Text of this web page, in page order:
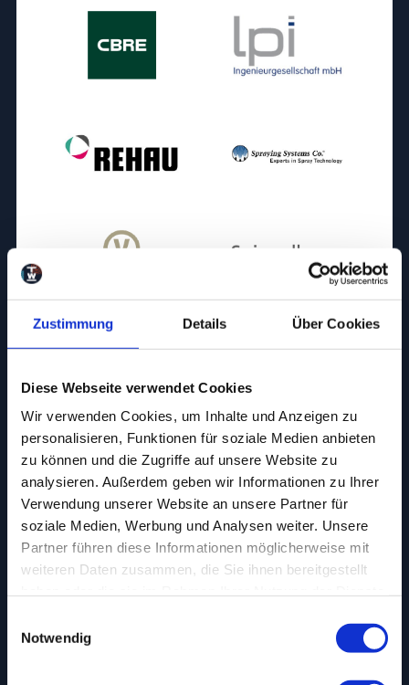
Zustimmung Details Über Cookies
Diese Webseite verwendet Cookies
Wir verwenden Cookies, um Inhalte und Anzeigen zu
personalisieren, Funktionen für soziale Medien anbieten
zu können und die Zugriffe auf unsere Website zu
analysieren. Außerdem geben wir Informationen zu Ihrer
Verwendung unserer Website an unsere Partner für
soziale Medien, Werbung und Analysen weiter. Unsere
Partner führen diese Informationen möglicherweise mit
weiteren Daten zusammen, die Sie ihnen bereitgestellt
Notwendig